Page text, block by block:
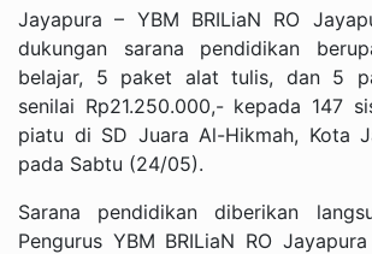
Jayapura – YBM BRILiaN RO
dukungan sarana pendidikan
belajar, 5 paket alat tulis, dan 5
senilai Rp21.250.000,- kepada 147
piatu di SD Juara Al-Hikmah, Kota
pada Sabtu (24/05).
Sarana pendidikan diberikan
Pengurus YBM BRILiaN RO